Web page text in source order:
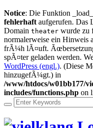
Notice: Die Funktion
fehlerhaft aufgerufen. Das
Domain theater wurde zu
normalerweise ein Hinweis
frÃ¼h lÃ¤uft.
spÃ¤ter geladen werden.
WordPress (engl.). (Diese
hinzugefÃ¼gt.) in
/www/htdocs/w01bb177/
includes/functions.php on